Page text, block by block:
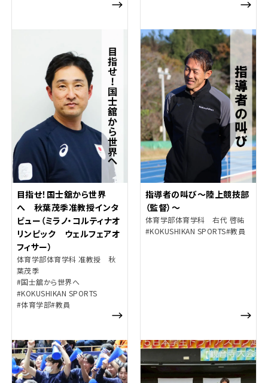
目指せ！国士舘から世界
へ 秋葉茂季准教授インタ
ビュー（ミラノ・コルティナオ
リンピック ウェルフェアオ
フィサー）
体育学部体育学科 准教授 秋
葉茂季
#国士舘から世界へ
#KOKUSHIKAN SPORTS
#体育学部#教員
指導者の叫び～陸上競技部
（監督）～
体育学部体育学科 右代 啓祐
#KOKUSHIKAN SPORTS#教員